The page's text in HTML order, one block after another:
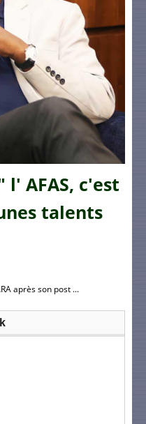
l' AFAS, c'est
talents
après son post ...